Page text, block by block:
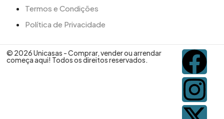
Termos e Condições
Política de Privacidade
© 2026 Unicasas - Comprar, vender ou arrendar
começa aqui! Todos os direitos reservados.